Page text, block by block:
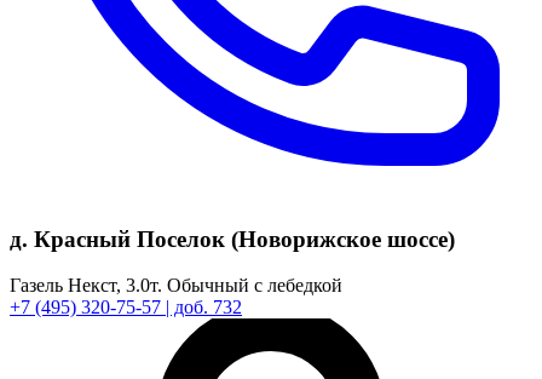
д. Красный Поселок (Новорижское шоссе)
Газель Некст, 3.0т. Обычный с лебедкой
+7 (495) 320-75-57 | доб. 732